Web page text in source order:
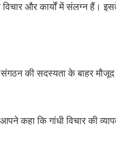
विचार और कार्यों में संलग्न हैं।
की सदस्यता के बाहर मौजूद
कहा कि गांधी विचार की